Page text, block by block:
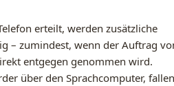
erteilt, werden zusätzliche
– zumindest, wenn der Auftrag
entgegen genommen wird.
über den Sprachcomputer, fallen